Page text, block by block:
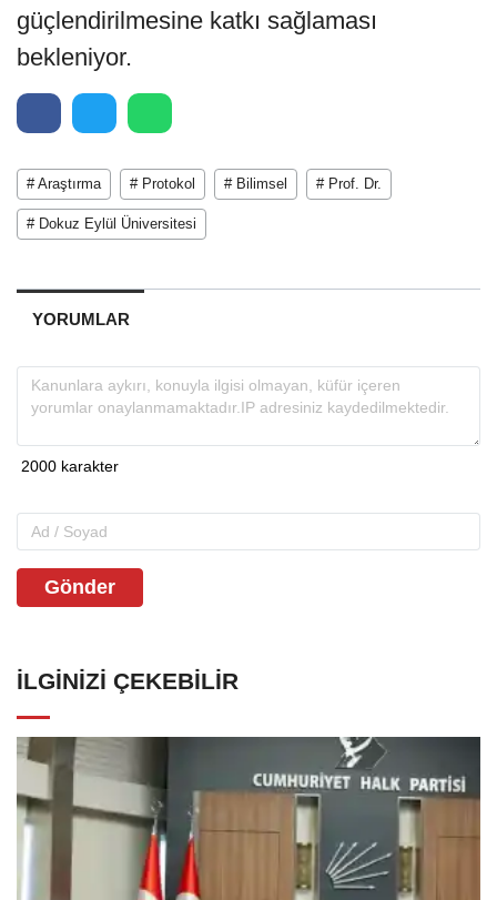
güçlendirilmesine katkı sağlaması
bekleniyor.
# Araştırma # Protokol # Bilimsel # Prof. Dr.
# Dokuz Eylül Üniversitesi
YORUMLAR
Gönder
İLGINIZI ÇEKEBILIR